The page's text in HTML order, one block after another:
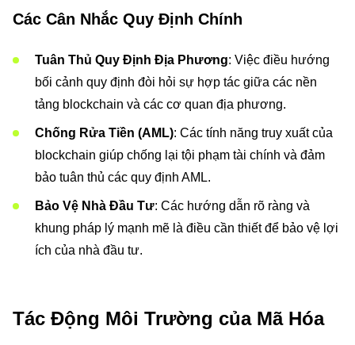
Các Cân Nhắc Quy Định Chính
Tuân Thủ Quy Định Địa Phương: Việc điều hướng
bối cảnh quy định đòi hỏi sự hợp tác giữa các nền
tảng blockchain và các cơ quan địa phương.
Chống Rửa Tiền (AML): Các tính năng truy xuất của
blockchain giúp chống lại tội phạm tài chính và đảm
bảo tuân thủ các quy định AML.
Bảo Vệ Nhà Đầu Tư: Các hướng dẫn rõ ràng và
khung pháp lý mạnh mẽ là điều cần thiết để bảo vệ lợi
ích của nhà đầu tư.
Tác Động Môi Trường của Mã Hóa